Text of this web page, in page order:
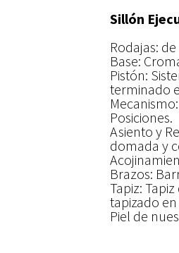
Sillón
Rodajas:
Base:
Pistón:
terminado
Posiciones.
Asiento y
domada y
Brazos:
Tapiz:
tapizado
Piel de